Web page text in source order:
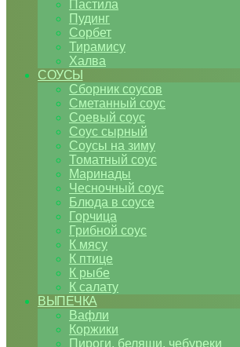
Пастила
Пудинг
Сорбет
Тирамису
Халва
СОУСЫ
Сборник соусов
Сметанный соус
Соевый соус
Соус сырный
Соусы на зиму
Томатный соус
Маринады
Чесночный соус
Блюда в соусе
Горчица
Грибной соус
К мясу
К птице
К рыбе
К салату
ВЫПЕЧКА
Вафли
Коржики
Пироги, беляши, чебуреки